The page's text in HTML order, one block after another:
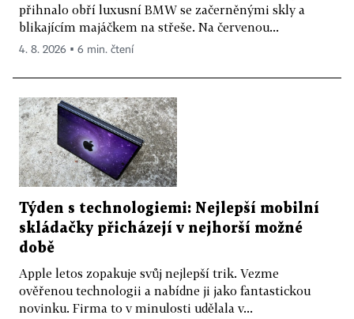
přihnalo obří luxusní BMW se začerněnými skly a
blikajícím majáčkem na střeše. Na červenou...
4. 8. 2026 ▪ 6 min. čtení
Týden s technologiemi: Nejlepší mobilní
skládačky přicházejí v nejhorší možné
době
Apple letos zopakuje svůj nejlepší trik. Vezme
ověřenou technologii a nabídne ji jako fantastickou
novinku. Firma to v minulosti udělala v...